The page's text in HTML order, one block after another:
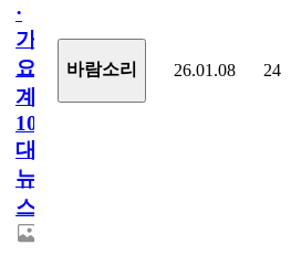
·
가
요
계
10
대
뉴
스
바람소리 26.01.08 24